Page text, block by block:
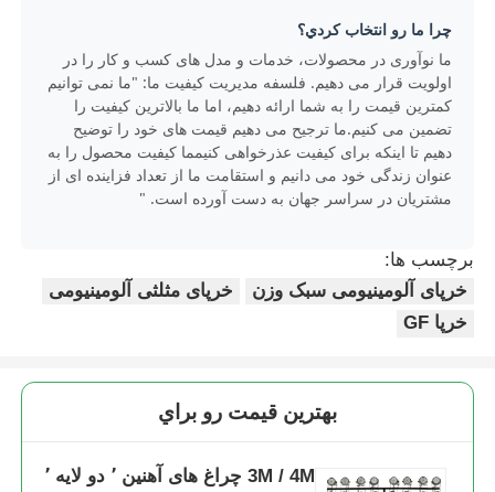
چرا ما رو انتخاب کردي؟
ما نوآوری در محصولات، خدمات و مدل های کسب و کار را در
اولویت قرار می دهیم. فلسفه مدیریت کیفیت ما: "ما نمی توانیم
کمترین قیمت را به شما ارائه دهیم، اما ما بالاترین کیفیت را
تضمین می کنیم.ما ترجیح می دهیم قیمت های خود را توضیح
دهیم تا اینکه برای کیفیت عذرخواهی کنیمما کیفیت محصول را به
عنوان زندگی خود می دانیم و استقامت ما از تعداد فزاینده ای از
مشتریان در سراسر جهان به دست آورده است. "
برچسب ها:
خرپای آلومینیومی سبک وزن
خرپای مثلثی آلومینیومی
خرپا GF
بهترين قيمت رو براي
3M / 4M چراغ های آهنین ٬ دو لایه ٬